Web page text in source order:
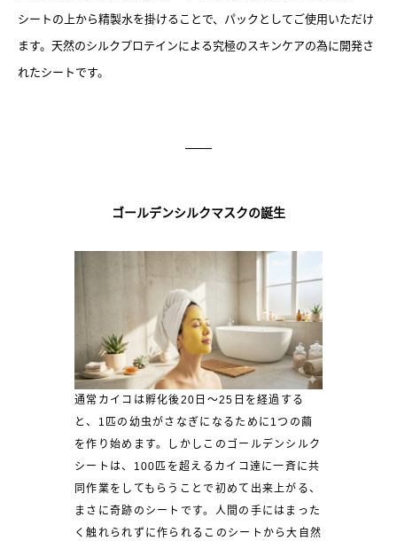
シートの上から精製水を掛けることで、パックとしてご使用いただけ
ます。天然のシルクプロテインによる究極のスキンケアの為に開発さ
れたシートです。
ゴールデンシルクマスクの誕生
通常カイコは孵化後20日～25日を経過する
と、1匹の幼虫がさなぎになるために1つの繭
を作り始めます。しかしこのゴールデンシルク
シートは、100匹を超えるカイコ達に一斉に共
同作業をしてもらうことで初めて出来上がる、
まさに奇跡のシートです。人間の手にはまった
く触れられずに作られるこのシートから大自然